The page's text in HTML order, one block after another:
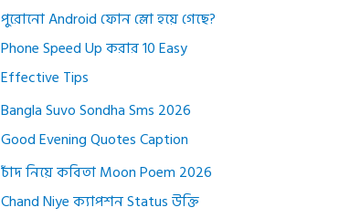
পুরোনো Android ফোন স্লো হয়ে গেছে?
Phone Speed Up করার 10 Easy
Effective Tips
Bangla Suvo Sondha Sms 2026
Good Evening Quotes Caption
চাঁদ নিয়ে কবিতা Moon Poem 2026
Chand Niye ক্যাপশন Status উক্তি